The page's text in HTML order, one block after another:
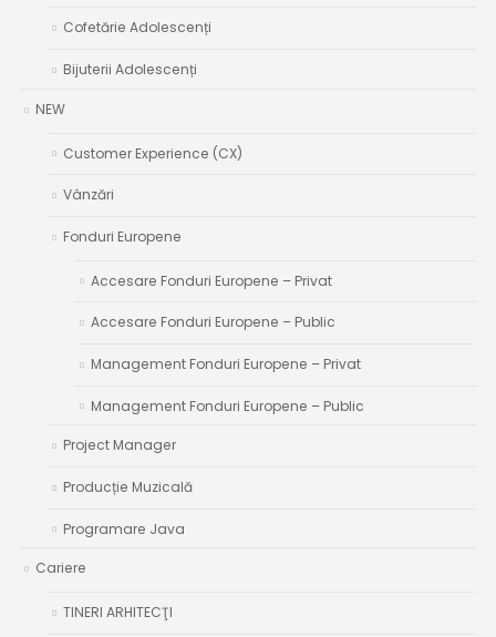
Cofetărie Adolescenți
Bijuterii Adolescenți
NEW
Customer Experience (CX)
Vânzări
Fonduri Europene
Accesare Fonduri Europene – Privat
Accesare Fonduri Europene – Public
Management Fonduri Europene – Privat
Management Fonduri Europene – Public
Project Manager
Producție Muzicală
Programare Java
Cariere
TINERI ARHITECŢI